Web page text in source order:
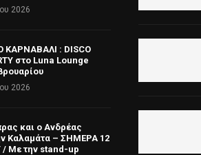
2026
: DISCO
στο Luna Lounge
2026
και ο Ανδρέας
Καλαμάτα – ΣΗΜΕΡΑ 12
Με την stand-up